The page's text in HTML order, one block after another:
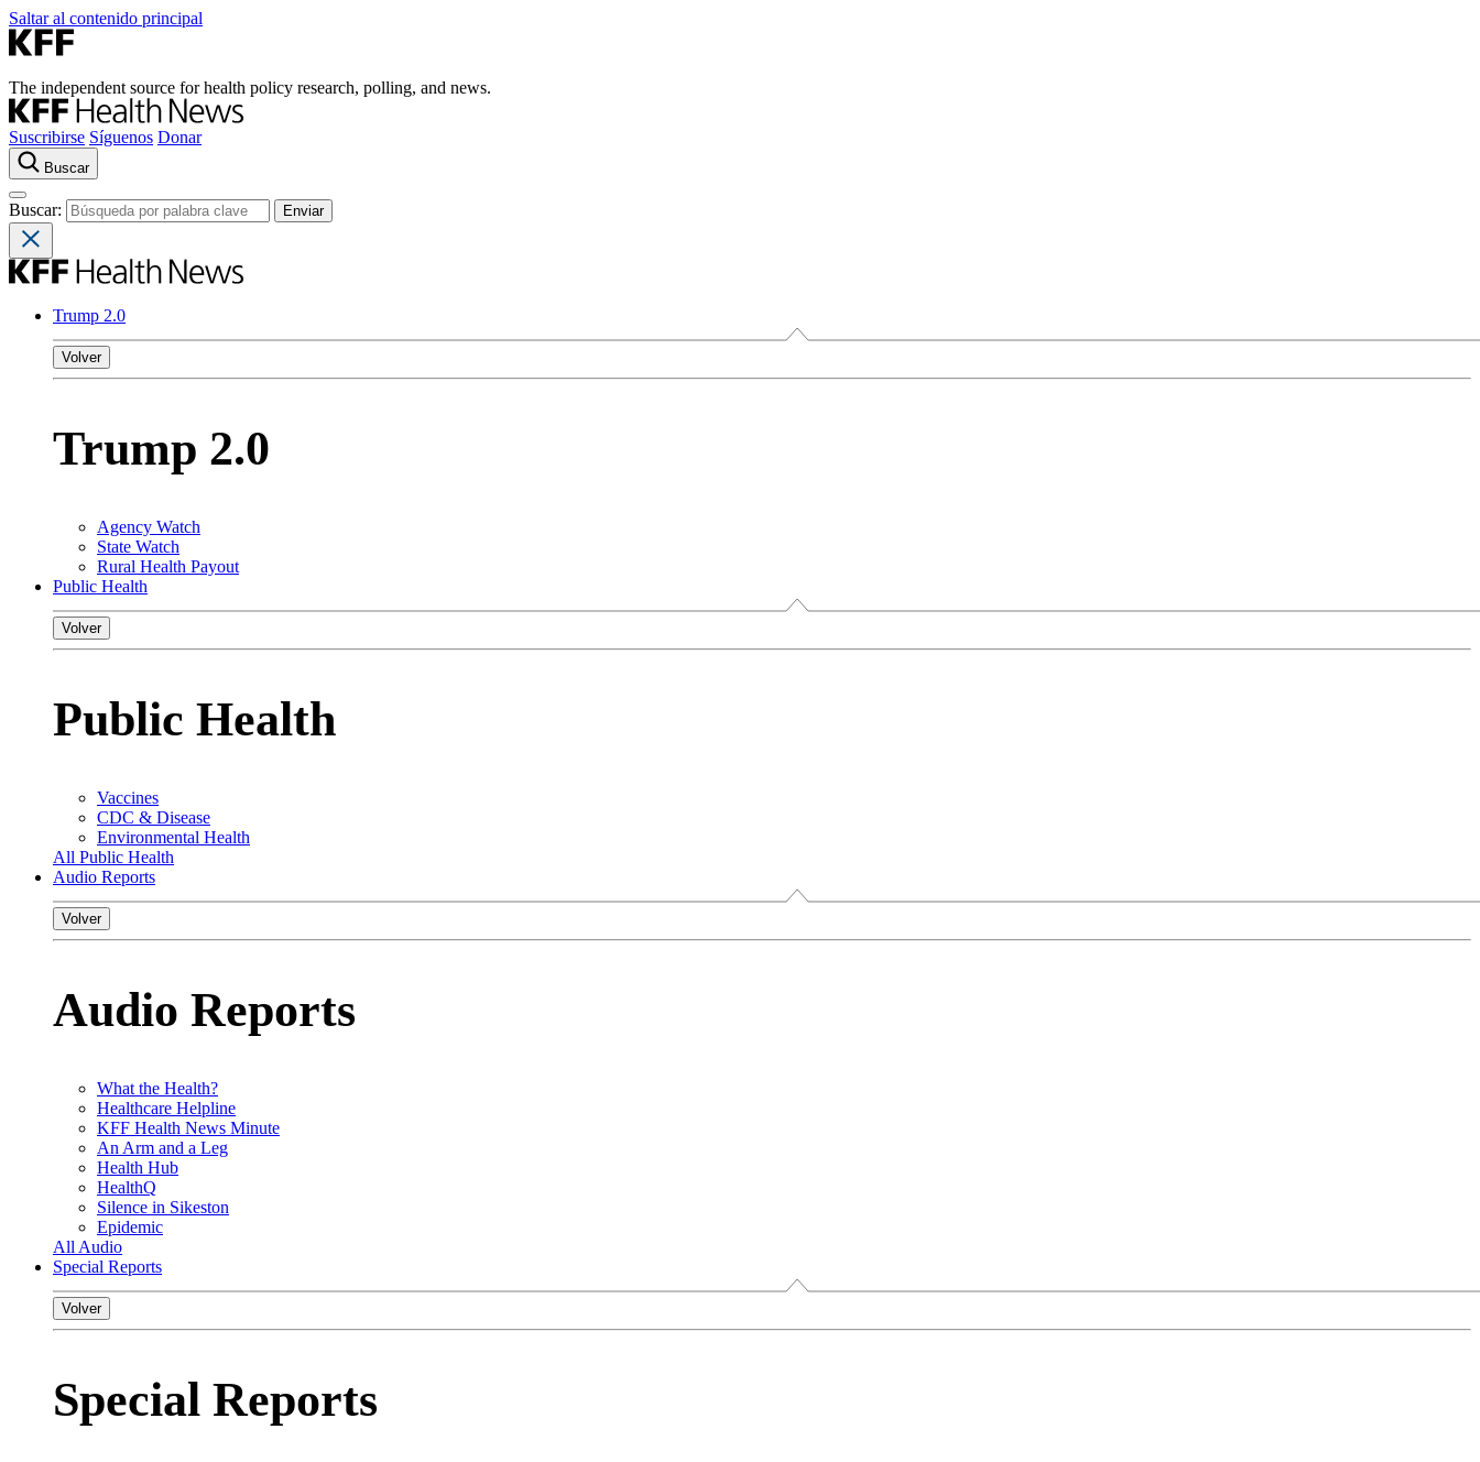
Saltar al contenido principal
The independent source for health policy research, polling, and news.
Suscribirse Síguenos Donar
Buscar
Buscar:
Trump 2.0
Volver
Trump 2.0
Agency Watch
State Watch
Rural Health Payout
Public Health
Volver
Public Health
Vaccines
CDC & Disease
Environmental Health
All Public Health
Audio Reports
Volver
Audio Reports
What the Health?
Healthcare Helpline
KFF Health News Minute
An Arm and a Leg
Health Hub
HealthQ
Silence in Sikeston
Epidemic
All Audio
Special Reports
Volver
Special Reports